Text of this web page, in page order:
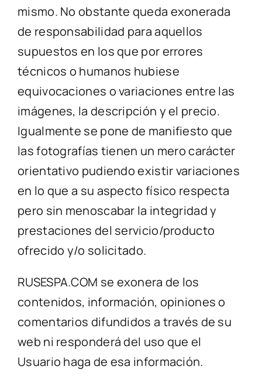
mismo. No obstante queda exonerada
de responsabilidad para aquellos
supuestos en los que por errores
técnicos o humanos hubiese
equivocaciones o variaciones entre las
imágenes, la descripción y el precio.
Igualmente se pone de manifiesto que
las fotografías tienen un mero carácter
orientativo pudiendo existir variaciones
en lo que a su aspecto físico respecta
pero sin menoscabar la integridad y
prestaciones del servicio/producto
ofrecido y/o solicitado.
RUSESPA.COM se exonera de los
contenidos, información, opiniones o
comentarios difundidos a través de su
web ni responderá del uso que el
Usuario haga de esa información.